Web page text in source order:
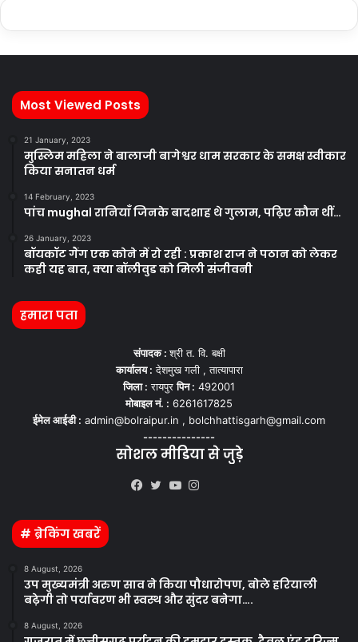
Most Viewed Posts
21 January, 2023
मुस्लिम महिला ने बालाजी बागेश्वर धाम सरकार के समक्ष स्वीकार
किया सनातन धर्म
14 February, 2023
पांच mughal रानियाँ जिनके बादशाह थे गुलाम, पढ़िए कौन थीं…
26 January, 2023
बॉयकॉट गैंग एक कोने में रो रही : प्रकाश राज ने पठान को लेकर
कही यह बात, क्या बॉलीवुड को मिली संजीवनी
हमारा पता
संपादक :श्री त. वि. बक्षी
कार्यालय : देशमुख गली , तात्यापारा
जिला : रायपुरपिन : 492001
मोबाइल नं. : 6261617825
ईमेल आईडी : admin@bolraipur.in , bolchhattisgarh@gmail.com
---------------
सोशल मीडिया से जुड़े
# ब्रेकिंग खबरें
8 August, 2026
उप मुख्यमंत्री अरुण साव ने किया पौधारोपण, बोले हरियाली
बढ़ेगी तो पर्यावरण भी स्वस्थ और सुंदर बनेगा….
8 August, 2026